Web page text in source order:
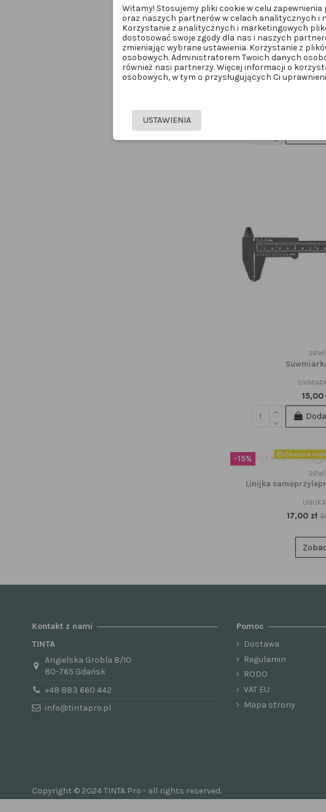
BRWI
NikkMole Brow
BRWI
15,00
-15% Obecnie
BRWI
Linijka
17,00 zł
Kontakt z nami
TINTA
Angielska Grobla 8/10
80-765 Gdańsk
+48 883 660 442
info@tintapro.pl
Pomoc
Dostawa
Regulamin
RODO
VAT EU
Mapa strony
Copyright © 2024 TINTA Pro - all rights reserved.
Witamy! Stosujemy pliki cookie w celu
oraz naszych partnerów w celach analitycznych i
Korzystanie z analitycznych i marketingowych
dostosować swoje zgody dla nas i naszych
zmieniając wybrane ustawienia. Korzystanie z
osobowych. Administratorem Twoich danych
również nasi partnerzy. Więcej informacji o
osobowych, w tym o przysługujących Ci
USTAWIENIA